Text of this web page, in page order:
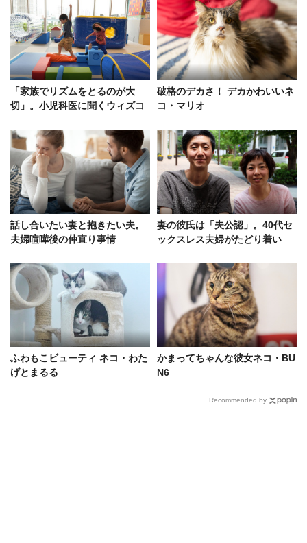
「家族でリズムをとるのが大
切」。小児科医に聞くウィズコ
破格のデカさ！ デカかわいいネ
コ・マリオ
話し合いたい妻と抱きたい夫。
夫婦喧嘩後の仲直り事情
妻の彼氏は「夫公認」。40代セ
ックスレス夫婦がたどり着い
ふわもこビューティ ネコ・わた
げとまるる
かまってちゃんな彼女ネコ・BU
N6
Recommended by